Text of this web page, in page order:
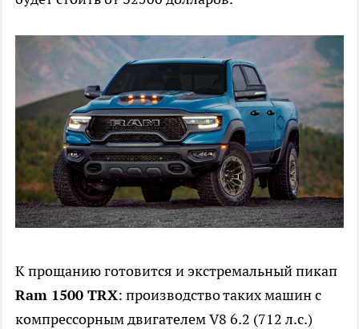
К прощанию готовится и экстремальный пикап
Ram 1500 TRX: производство таких машин с
компрессорным двигателем V8 6.2 (712 л.с.)